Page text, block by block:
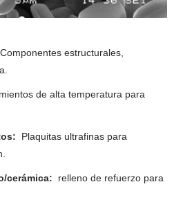
Componentes estructurales,
de alta temperatura para
Plaquitas ultrafinas para
cerámica: relleno de refuerzo para